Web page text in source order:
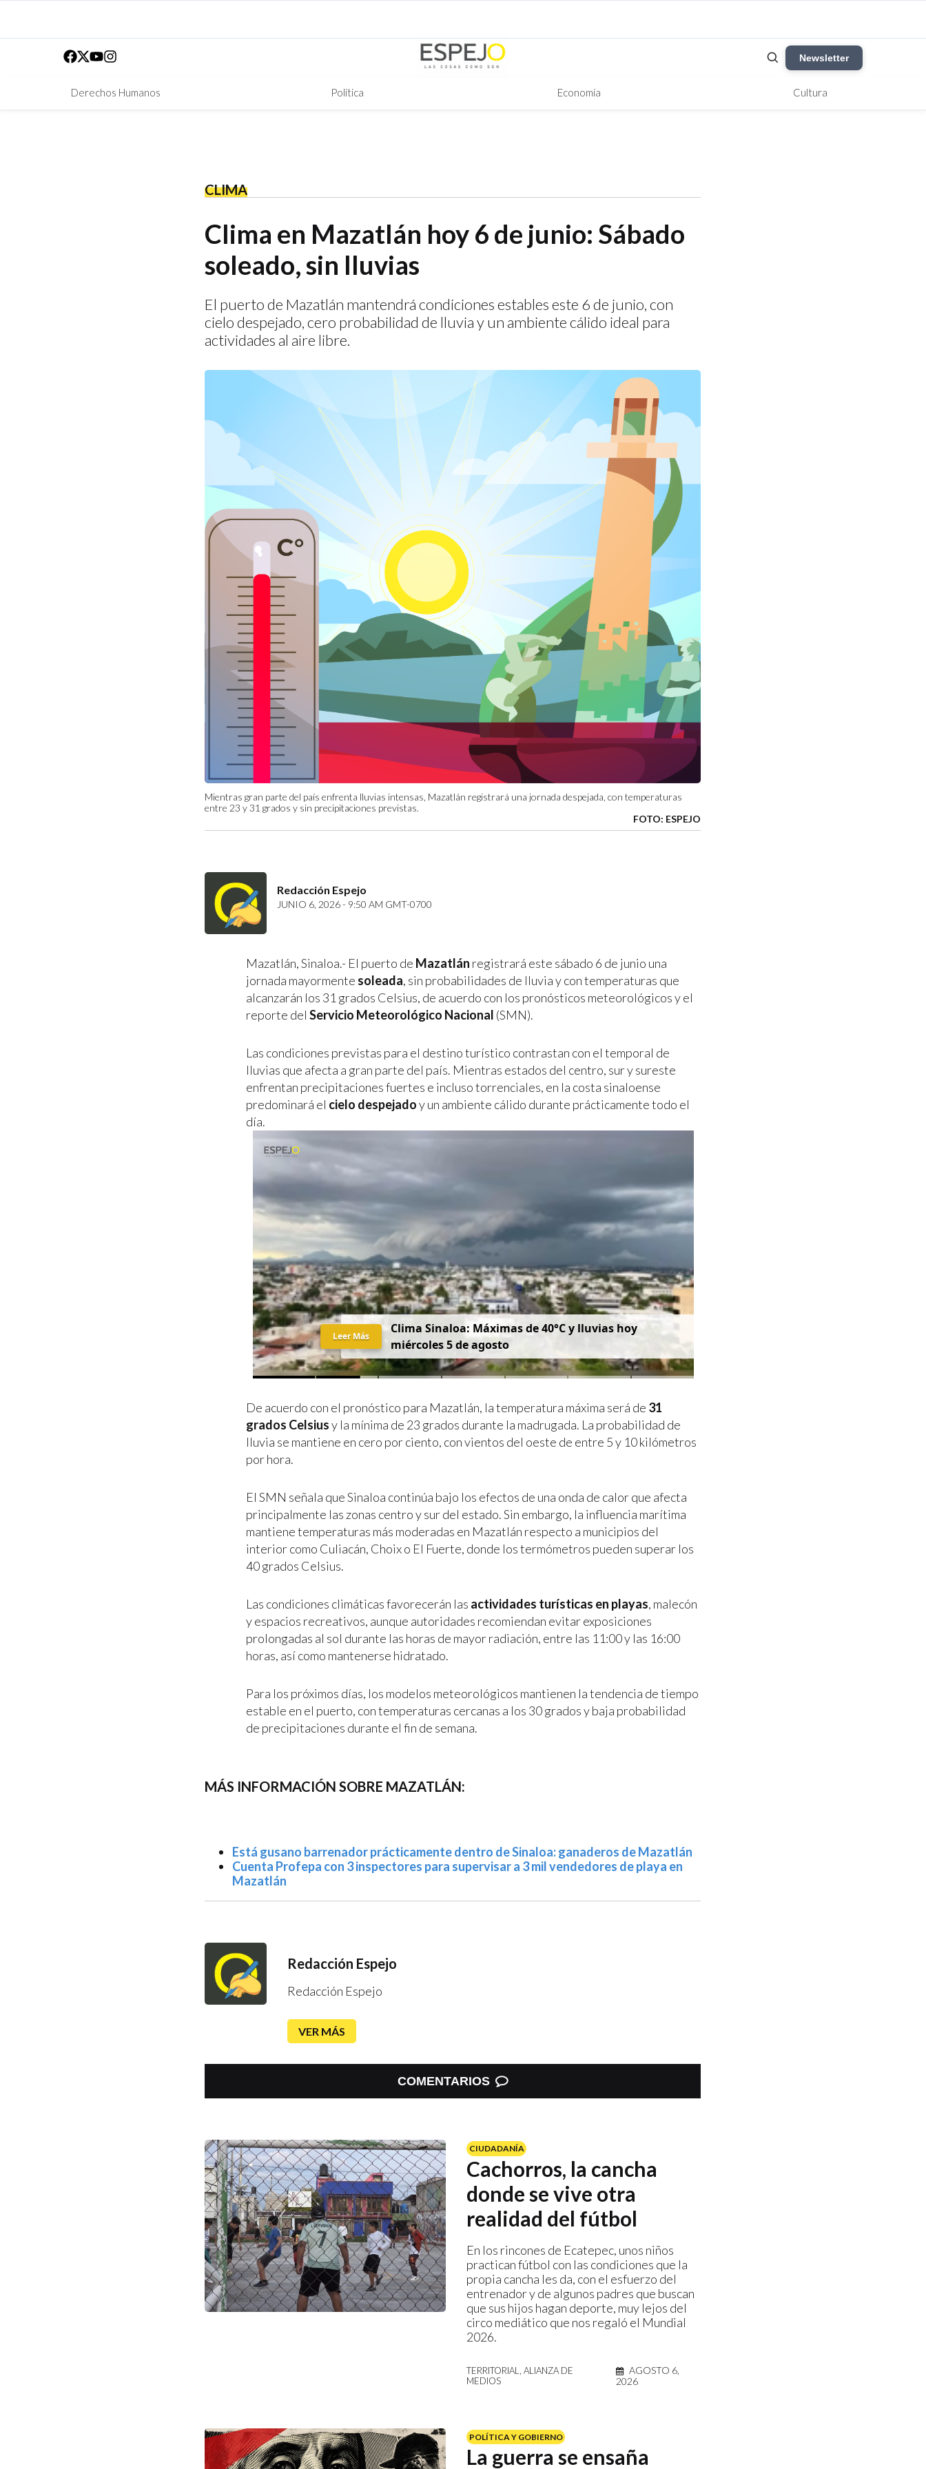
Newsletter
Derechos Humanos Política Economía Cultura
CLIMA
Clima en Mazatlán hoy 6 de junio: Sábado
soleado, sin lluvias
El puerto de Mazatlán mantendrá condiciones estables este 6 de junio, con
cielo despejado, cero probabilidad de lluvia y un ambiente cálido ideal para
actividades al aire libre.
Mientras gran parte del país enfrenta lluvias intensas, Mazatlán registrará una jornada despejada, con temperaturas
entre 23 y 31 grados y sin precipitaciones previstas.
FOTO: ESPEJO
Redacción Espejo
JUNIO 6, 2026 - 9:50 AM GMT-0700
Mazatlán, Sinaloa.- El puerto de Mazatlán registrará este sábado 6 de junio una
jornada mayormente soleada, sin probabilidades de lluvia y con temperaturas que
alcanzarán los 31 grados Celsius, de acuerdo con los pronósticos meteorológicos y el
reporte del Servicio Meteorológico Nacional (SMN).
Las condiciones previstas para el destino turístico contrastan con el temporal de
lluvias que afecta a gran parte del país. Mientras estados del centro, sur y sureste
enfrentan precipitaciones fuertes e incluso torrenciales, en la costa sinaloense
predominará el cielo despejadoy un ambiente cálido durante prácticamente todo el
día.
Clima Sinaloa: Máximas de 40°C y lluvias hoy
miércoles 5 de agosto
Leer Más
De acuerdo con el pronóstico para Mazatlán, la temperatura máxima será de 31
grados Celsiusy la mínima de 23 grados durante la madrugada. La probabilidad de
lluvia se mantiene en cero por ciento, con vientos del oeste de entre 5 y 10 kilómetros
por hora.
El SMN señala que Sinaloa continúa bajo los efectos de una onda de calor que afecta
principalmente las zonas centro y sur del estado. Sin embargo, la influencia marítima
mantiene temperaturas más moderadas en Mazatlán respecto a municipios del
interior como Culiacán, Choix o El Fuerte, donde los termómetros pueden superar los
40 grados Celsius.
Las condiciones climáticas favorecerán las actividades turísticas en playas, malecón
y espacios recreativos, aunque autoridades recomiendan evitar exposiciones
prolongadas al sol durante las horas de mayor radiación, entre las 11:00 y las 16:00
horas, así como mantenerse hidratado.
Para los próximos días, los modelos meteorológicos mantienen la tendencia de tiempo
estable en el puerto, con temperaturas cercanas a los 30 grados y baja probabilidad
de precipitaciones durante el fin de semana.
MÁS INFORMACIÓN SOBRE MAZATLÁN:
Está gusano barrenador prácticamente dentro de Sinaloa: ganaderos de Mazatlán
Cuenta Profepa con 3 inspectores para supervisar a 3 mil vendedores de playa en
Mazatlán
Redacción Espejo
Redacción Espejo
VER MÁS
COMENTARIOS
CIUDADANÍA
Cachorros, la cancha
donde se vive otra
realidad del fútbol
En los rincones de Ecatepec, unos niños
practican fútbol con las condiciones que la
propia cancha les da, con el esfuerzo del
entrenador y de algunos padres que buscan
que sus hijos hagan deporte, muy lejos del
circo mediático que nos regaló el Mundial
2026.
TERRITORIAL, ALIANZA DE
MEDIOS
AGOSTO 6,
2026
POLÍTICA Y GOBIERNO
La guerra se ensaña